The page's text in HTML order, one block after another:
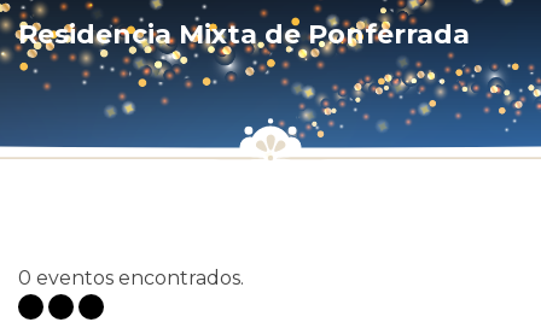
Residencia Mixta de Ponferrada
0 eventos encontrados.